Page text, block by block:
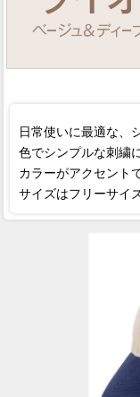
日常使いに最適な、
色でシンプルな刺繍
カラーがアクセント
サイズはフリーサイ